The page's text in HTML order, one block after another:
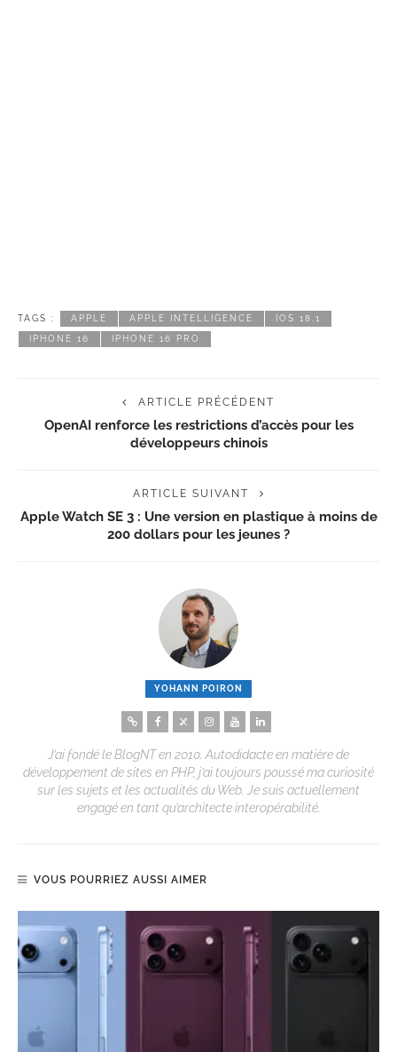
TAGS : APPLE APPLE INTELLIGENCE IOS 18.1
IPHONE 16 IPHONE 16 PRO
ARTICLE PRÉCÉDENT
OpenAI renforce les restrictions d’accès pour les
développeurs chinois
ARTICLE SUIVANT
Apple Watch SE 3 : Une version en plastique à moins de
200 dollars pour les jeunes ?
YOHANN POIRON
J’ai fondé le BlogNT en 2010. Autodidacte en matière de
développement de sites en PHP, j’ai toujours poussé ma curiosité
sur les sujets et les actualités du Web. Je suis actuellement
engagé en tant qu’architecte interopérabilité.
VOUS POURRIEZ AUSSI AIMER